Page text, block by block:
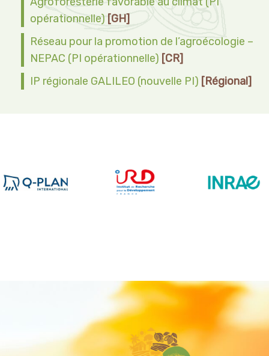
opérationnelle) [GH]
Réseau pour la promotion de l’agroécologie –
NEPAC (PI opérationnelle) [CR]
IP régionale GALILEO (nouvelle PI) [Régional]